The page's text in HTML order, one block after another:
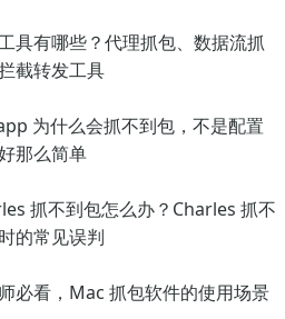
具有哪些？代理抓包、数据流抓
截转发工具
为什么会抓不到包，不是配置
那么简单
抓不到包怎么办？Charles 抓不
的常见误判
必看，Mac 抓包软件的使用场景